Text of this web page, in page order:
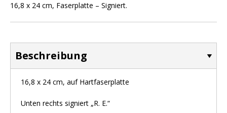
16,8 x 24 cm, Faserplatte – Signiert.
Beschreibung
16,8 x 24 cm, auf Hartfaserplatte
Unten rechts signiert „R. E.“